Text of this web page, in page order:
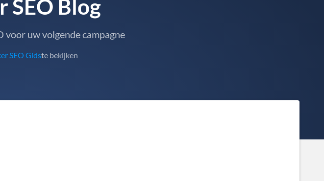
SEO Blog
voor uw volgende campagne
SEO Gidste bekijken